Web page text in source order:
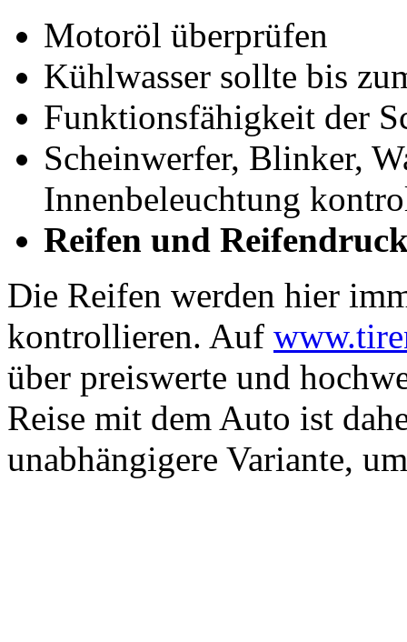
Motoröl überprüfen
Kühlwasser sollte bis
Funktionsfähigkeit der
Scheinwerfer, Blinker,
Innenbeleuchtung
Reifen und
Die Reifen werden hier
kontrollieren. Auf
über preiswerte und
Reise mit dem Auto ist
unabhängigere Variante,